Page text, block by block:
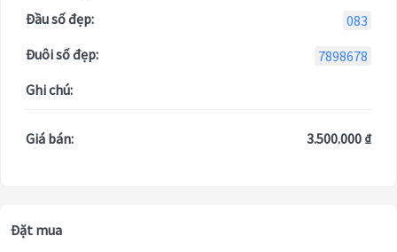
Đầu số đẹp:
083
Đuôi số đẹp:
7898678
Ghi chú:
Giá bán: 3.500.000 ₫
Đặt mua